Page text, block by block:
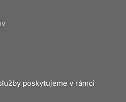
poskytujeme v rámci